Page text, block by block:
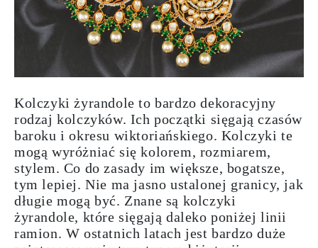
Kolczyki żyrandole to bardzodekoracyjny
rodzaj kolczyków. Ich początki sięgają czasów
baroku i okresu wiktoriańskiego. Kolczyki te
mogą wyróżniać się kolorem, rozmiarem,
stylem. Co do zasady im większe, bogatsze,
tym lepiej. Nie ma jasno ustalonej granicy, jak
długie mogą być. Znane są kolczyki
żyrandole, które sięgają daleko poniżej linii
ramion. W ostatnich latach jest bardzo duże